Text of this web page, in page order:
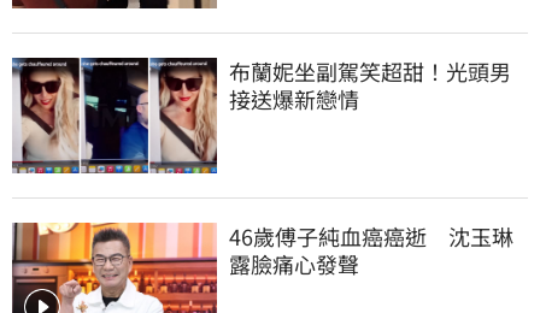
布蘭妮坐副駕笑超甜！光頭男
接送爆新戀情
46歲傅子純血癌癌逝　沈玉琳
露臉痛心發聲